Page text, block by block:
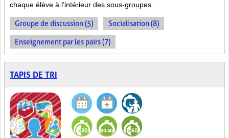
chaque élève à l’intérieur des sous-groupes.
Groupe de discussion (5) Socialisation (8)
Enseignement par les pairs (7)
TAPIS DE TRI